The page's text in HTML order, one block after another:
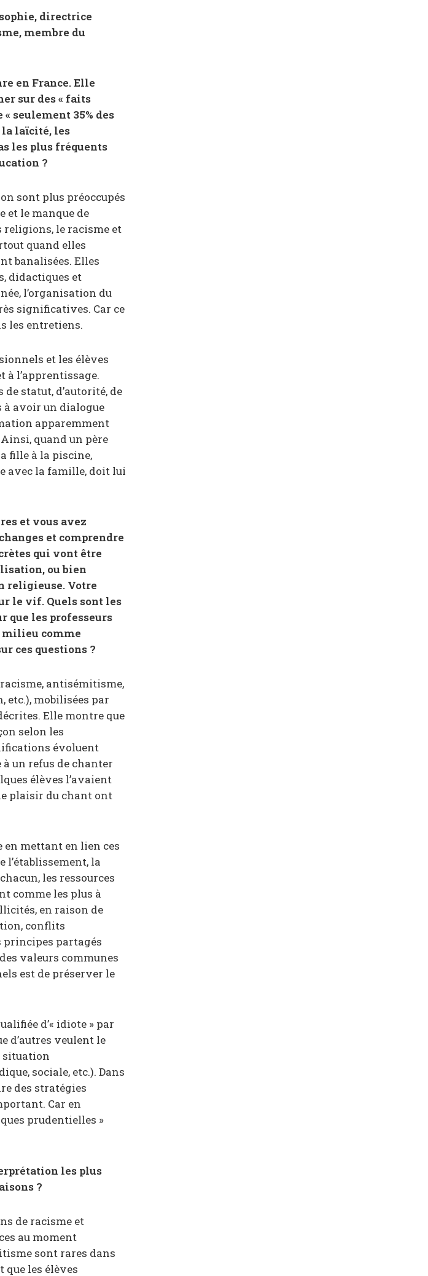
directrice
membre du
en France. Elle
sur des « faits
seulement 35% des
laïcité, les
les plus fréquents
?
sont plus préoccupés
et le manque de
le racisme et
quand elles
banalisées. Elles
didactiques et
l’organisation du
significatives. Car ce
les entretiens.
et les élèves
à l’apprentissage.
statut, d’autorité, de
à avoir un dialogue
apparemment
quand un père
fille à la piscine,
avec la famille, doit lui
et vous avez
et comprendre
qui vont être
ou bien
religieuse. Votre
le vif. Quels sont les
que les professeurs
milieu comme
ces questions ?
antisémitisme,
mobilisées par
Elle montre que
selon les
évoluent
un refus de chanter
élèves l’avaient
plaisir du chant ont
mettant en lien ces
la
les ressources
comme les plus à
en raison de
conflits
principes partagés
valeurs communes
est de préserver le
d’« idiote » par
d’autres veulent le
situation
sociale, etc.). Dans
des stratégies
Car en
prudentielles »
les plus
?
de racisme et
au moment
sont rares dans
que les élèves